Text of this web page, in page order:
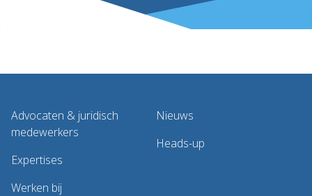
Advocaten & juridisch
medewerkers
Expertises
Werken bij
Nieuws
Heads-up